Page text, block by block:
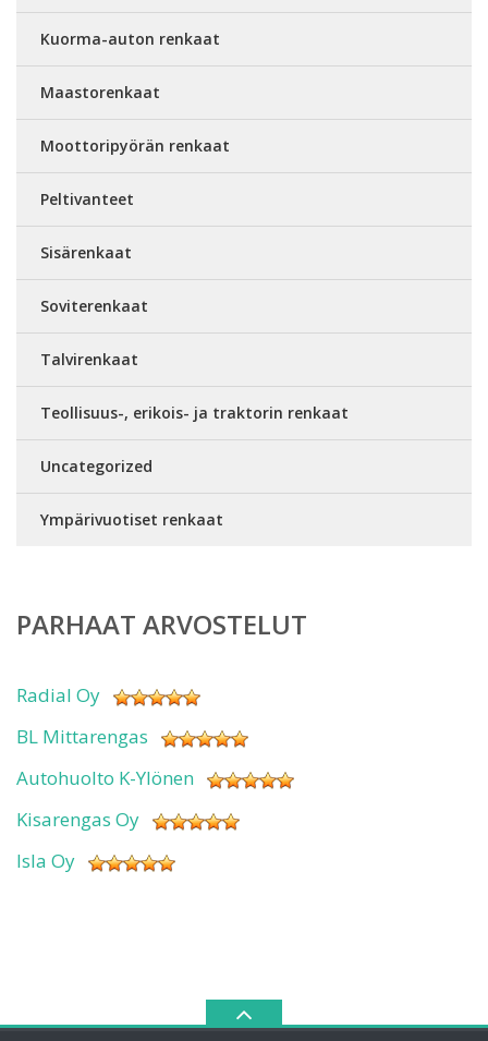
Kuorma-auton renkaat
Maastorenkaat
Moottoripyörän renkaat
Peltivanteet
Sisärenkaat
Soviterenkaat
Talvirenkaat
Teollisuus-, erikois- ja traktorin renkaat
Uncategorized
Ympärivuotiset renkaat
PARHAAT ARVOSTELUT
Radial Oy
BL Mittarengas
Autohuolto K-Ylönen
Kisarengas Oy
Isla Oy